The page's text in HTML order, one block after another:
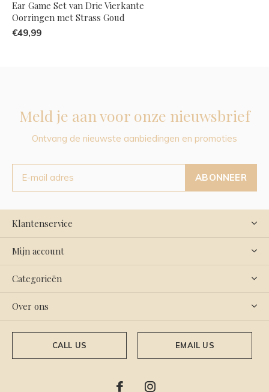
Ear Game Set van Drie Vierkante
Oorringen met Strass Goud
€49,99
Meld je aan voor onze nieuwsbrief
Ontvang de nieuwste aanbiedingen en promoties
ABONNEER
Klantenservice
Mijn account
Categorieën
Over ons
CALL US EMAIL US